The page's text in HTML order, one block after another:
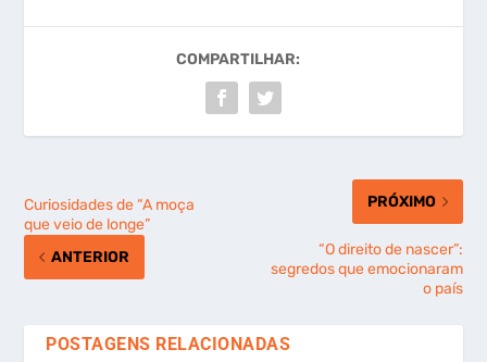
COMPARTILHAR:
Curiosidades de “A moça
que veio de longe”
ANTERIOR
PRÓXIMO
“O direito de nascer”:
segredos que emocionaram
o país
POSTAGENS RELACIONADAS